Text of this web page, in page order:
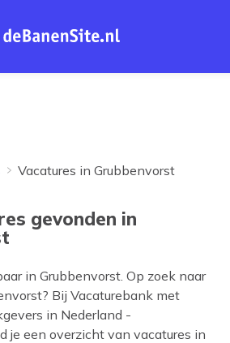
Homepage
Vacatures in Grubbenvorst
gevonden in
in Grubbenvorst. Op zoek naar
? Bij Vacaturebank met
in Nederland -
je een overzicht van vacatures in